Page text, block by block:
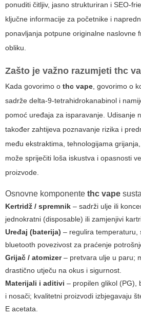
ponuditi čitljiv, jasno strukturiran i SEO-
ključne informacije za početnike i
ponavljanja potpune originalne naslovne
obliku.
Zašto je važno razumjeti thc
Kada govorimo o thc vape, govorimo o
sadrže delta-9-tetrahidrokanabinol i
pomoć uređaja za isparavanje. Udisanje
također zahtijeva poznavanje rizika i
među ekstraktima, tehnologijama
može spriječiti loša iskustva i opasnosti
proizvode.
Osnovne komponente thc vape
Kertridž / spremnik – sadrži ulje ili
jednokratni (disposable) ili zamjenjivi
Uređaj (baterija) – regulira temperaturu,
bluetooth povezivost za praćenje
Grijač / atomizer– pretvara ulje u paru;
drastično utječu na okus i sigurnost.
Materijali i aditivi – propilen glikol (PG),
i nosači; kvalitetni proizvodi izbjegavaju
E acetata.